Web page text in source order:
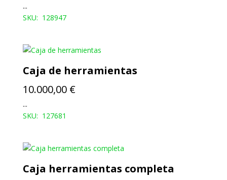
...
SKU: 128947
Caja de herramientas
10.000,00 €
...
SKU: 127681
Caja herramientas completa